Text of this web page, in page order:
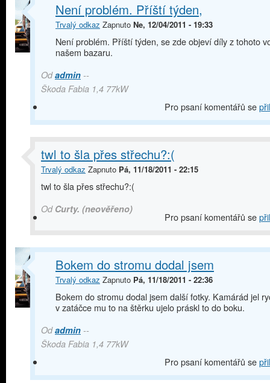
Není problém. Příští týden,
Trvalý odkaz Zapnuto Ne, 12/04/2011 - 19:33
Není problém. Příští týden, se zde objeví díly z tohoto
našem bazaru.
Odadmin --
Škoda Fabia 1,4 77kW
Pro psaní komentářů se
twl to šla přes střechu?:(
Trvalý odkaz Zapnuto Pá, 11/18/2011 - 22:15
twl to šla přes střechu?:(
Od Curty. (neověřeno)
Pro psaní komentářů se
Bokem do stromu dodal jsem
Trvalý odkaz Zapnuto Pá, 11/18/2011 - 22:36
Bokem do stromu dodal jsem další fotky. Kamárád jel
v zatáčce mu to na štěrku ujelo práskl to do boku.
Odadmin --
Škoda Fabia 1,4 77kW
Pro psaní komentářů se